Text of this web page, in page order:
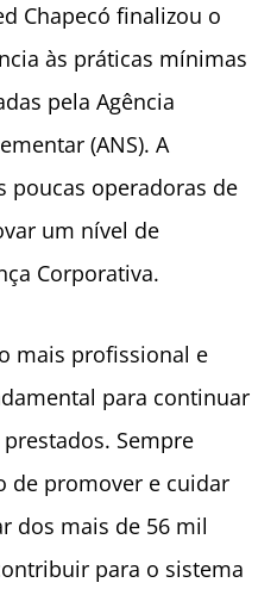
Chapecó finalizou o
às práticas mínimas
pela Agência
(ANS). A
poucas operadoras de
um nível de
Corporativa.
mais profissional e
para continuar
Sempre
de promover e cuidar
dos mais de 56 mil
para o sistema